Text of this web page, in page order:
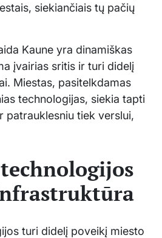
siekiančiais tų pačių
Kaune yra dinamiškas
įvairias sritis ir turi didelį
Miestas, pasitelkdamas
technologijas, siekia tapti
patrauklesniu tiek verslui,
turi didelį poveikį miesto